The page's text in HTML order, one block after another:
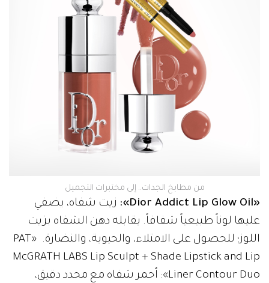
من مطابخ الجدات.. إلى مختبرات التجميل
«Dior Addict Lip Glow Oil»:
زيت شفاه، يضفي
عليها لوناً طبيعياً شفافاً. يقابله دهن الشفاه بزيت
اللوز؛ للحصول على الامتلاء، والحيوية، والنضارة. «PAT
McGRATH LABS Lip Sculpt + Shade Lipstick and Lip
Liner Contour Duo»: أحمر شفاه مع محدد دقيق،